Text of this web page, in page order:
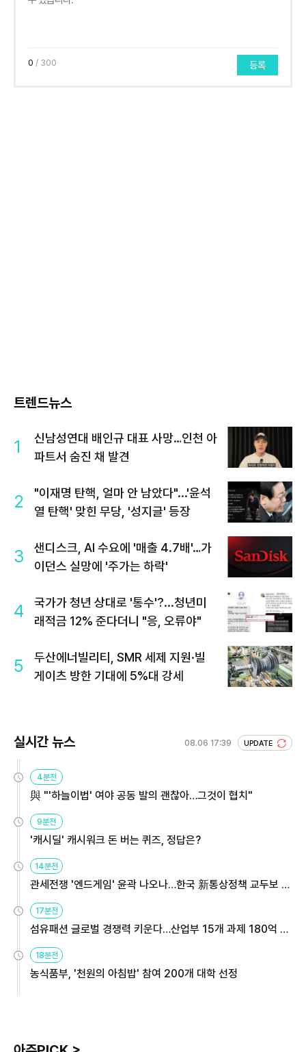
0 / 300 등록
트렌드뉴스
1
신남성연대 배인규 대표 사망…인천 아
파트서 숨진 채 발견
2
"이재명 탄핵, 얼마 안 남았다"...'윤석
열 탄핵' 맞힌 무당, '성지글' 등장
3
샌디스크, AI 수요에 '매출 4.7배'…가
이던스 실망에 '주가는 하락'
4
국가가 청년 상대로 '통수'?...청년미
래적금 12% 준다더니 "응, 오류야"
5
두산에너빌리티, SMR 세제 지원·빌
게이츠 방한 기대에 5%대 강세
실시간 뉴스 08.06 17:39 UPDATE
4분전
與 "'하늘이법' 여야 공동 발의 괜찮아…그것이 협치"
9분전
'캐시딜' 캐시워크 돈 버는 퀴즈, 정답은?
14분전
관세전쟁 '엔드게임' 윤곽 나오나…한국 新통상정책 교두보 활
17분전
섬유패션 글로벌 경쟁력 키운다…산업부 15개 과제 180억 지
18분전
농식품부, '천원의 아침밥' 참여 200개 대학 선정